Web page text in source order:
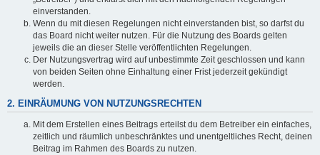
einverstanden.
Wenn du mit diesen Regelungen nicht einverstanden bist, so darfst du
das Board nicht weiter nutzen. Für die Nutzung des Boards gelten
jeweils die an dieser Stelle veröffentlichten Regelungen.
Der Nutzungsvertrag wird auf unbestimmte Zeit geschlossen und kann
von beiden Seiten ohne Einhaltung einer Frist jederzeit gekündigt
werden.
2. EINRÄUMUNG VON NUTZUNGSRECHTEN
Mit dem Erstellen eines Beitrags erteilst du dem Betreiber ein einfaches,
zeitlich und räumlich unbeschränktes und unentgeltliches Recht, deinen
Beitrag im Rahmen des Boards zu nutzen.